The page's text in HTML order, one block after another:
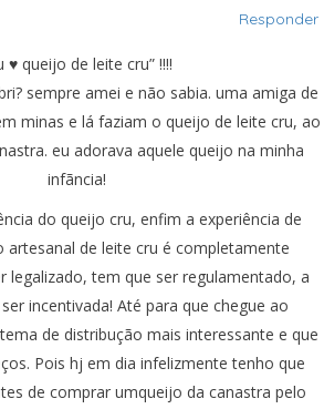
Responder
♥ queijo de leite cru” !!!!
sempre amei e não sabia. uma amiga de
minas e lá faziam o queijo de leite cru, ao
eu adorava aquele queijo na minha
infãncia!
do queijo cru, enfim a experiência de
artesanal de leite cru é completamente
legalizado, tem que ser regulamentado, a
incentivada! Até para que chegue ao
de distribução mais interessante e que
Pois hj em dia infelizmente tenho que
de comprar umqueijo da canastra pelo